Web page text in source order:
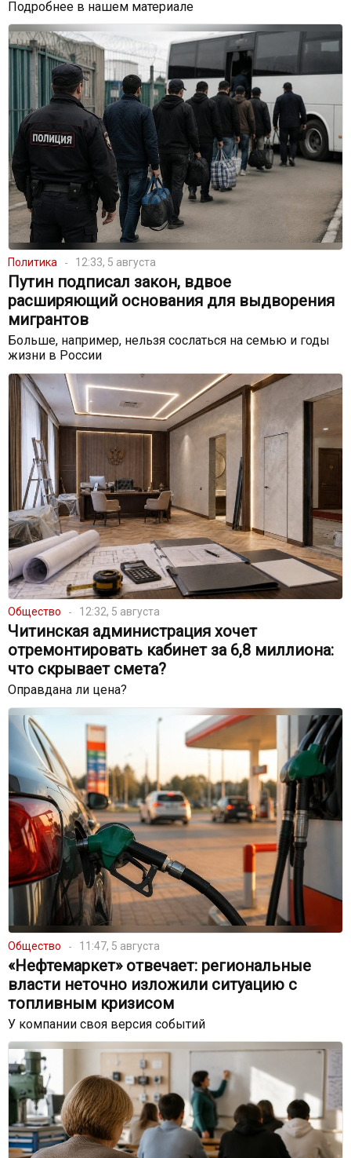
Подробнее в нашем материале
Политика 12:33, 5 августа
Путин подписал закон, вдвое
расширяющий основания для выдворения
мигрантов
Больше, например, нельзя сослаться на семью и годы
жизни в России
Общество 12:32, 5 августа
Читинская администрация хочет
отремонтировать кабинет за 6,8 миллиона:
что скрывает смета?
Оправдана ли цена?
Общество 11:47, 5 августа
«Нефтемаркет» отвечает: региональные
власти неточно изложили ситуацию с
топливным кризисом
У компании своя версия событий